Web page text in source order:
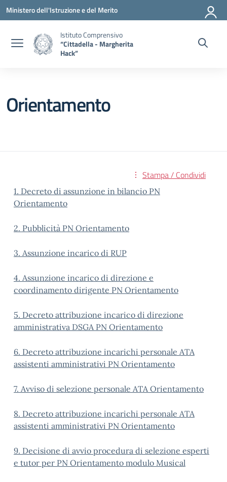
Vai ai contenuti
Vai al menu di navigazione
Vai al footer
Ministero dell'Istruzione e del Merito
Istituto Comprensivo
“Cittadella - Margherita
Hack”
Orientamento
Stampa / Condividi
1. Decreto di assunzione in bilancio PN
Orientamento
2. Pubblicità PN Orientamento
3. Assunzione incarico di RUP
4. Assunzione incarico di direzione e
coordinamento dirigente PN Orientamento
5. Decreto attribuzione incarico di direzione
amministrativa DSGA PN Orientamento
6. Decreto attribuzione incarichi personale ATA
assistenti amministrativi PN Orientamento
7. Avviso di selezione personale ATA Orientamento
8. Decreto attribuzione incarichi personale ATA
assistenti amministrativi PN Orientamento
9. Decisione di avvio procedura di selezione esperti
e tutor per PN Orientamento modulo Musical